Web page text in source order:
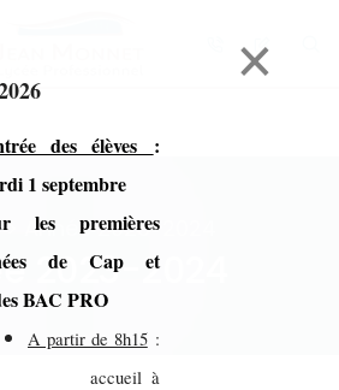
×
des élèves :
1 septembre
les premières
de Cap et
BAC PRO
A partir de 8h15:
accueil à
> Année 2023-2024
2023-2024